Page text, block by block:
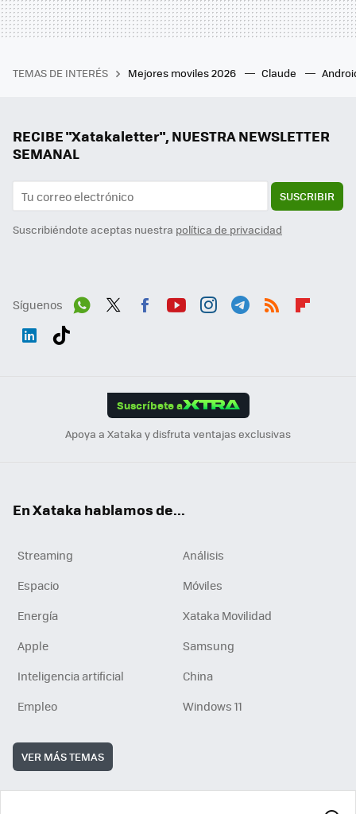
TEMAS DE INTERÉS Mejores moviles 2026 Claude
RECIBE "Xatakaletter", NUESTRA NEWSLETTER
SEMANAL
SUSCRIBIR
Suscribiéndote aceptas nuestra política de privacidad
Síguenos
Suscríbete a
Apoya a Xataka y disfruta ventajas exclusivas
En Xataka hablamos de...
Streaming
Análisis
Espacio
Móviles
Energía
Xataka Movilidad
Apple
Samsung
Inteligencia artificial
China
Empleo
Windows 11
VER MÁS TEMAS